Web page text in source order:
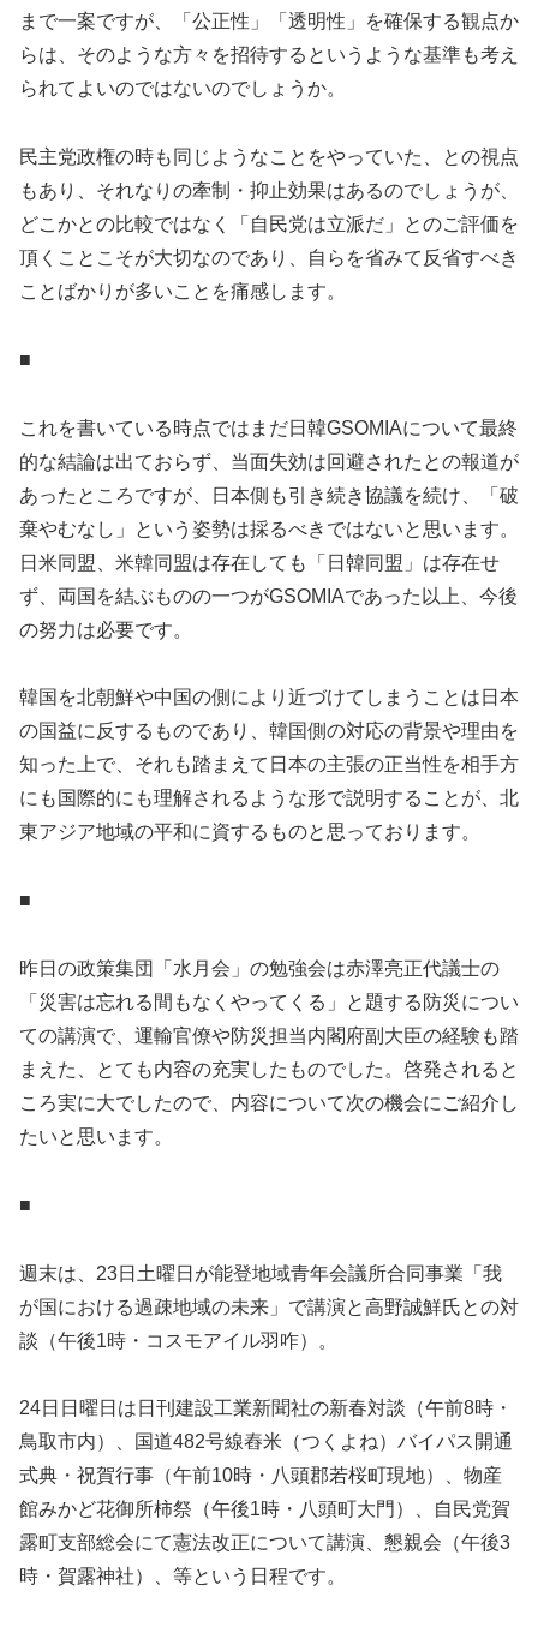
まで一案ですが、「公正性」「透明性」を確保する観点か
らは、そのような方々を招待するというような基準も考え
られてよいのではないのでしょうか。
民主党政権の時も同じようなことをやっていた、との視点
もあり、それなりの牽制・抑止効果はあるのでしょうが、
どこかとの比較ではなく「自民党は立派だ」とのご評価を
頂くことこそが大切なのであり、自らを省みて反省すべき
ことばかりが多いことを痛感します。
■
これを書いている時点ではまだ日韓GSOMIAについて最終
的な結論は出ておらず、当面失効は回避されたとの報道が
あったところですが、日本側も引き続き協議を続け、「破
棄やむなし」という姿勢は採るべきではないと思います。
日米同盟、米韓同盟は存在しても「日韓同盟」は存在せ
ず、両国を結ぶものの一つがGSOMIAであった以上、今後
の努力は必要です。
韓国を北朝鮮や中国の側により近づけてしまうことは日本
の国益に反するものであり、韓国側の対応の背景や理由を
知った上で、それも踏まえて日本の主張の正当性を相手方
にも国際的にも理解されるような形で説明することが、北
東アジア地域の平和に資するものと思っております。
■
昨日の政策集団「水月会」の勉強会は赤澤亮正代議士の
「災害は忘れる間もなくやってくる」と題する防災につい
ての講演で、運輸官僚や防災担当内閣府副大臣の経験も踏
まえた、とても内容の充実したものでした。啓発されると
ころ実に大でしたので、内容について次の機会にご紹介し
たいと思います。
■
週末は、23日土曜日が能登地域青年会議所合同事業「我
が国における過疎地域の未来」で講演と高野誠鮮氏との対
談（午後1時・コスモアイル羽咋）。
24日日曜日は日刊建設工業新聞社の新春対談（午前8時・
鳥取市内）、国道482号線舂米（つくよね）バイパス開通
式典・祝賀行事（午前10時・八頭郡若桜町現地）、物産
館みかど花御所柿祭（午後1時・八頭町大門）、自民党賀
露町支部総会にて憲法改正について講演、懇親会（午後3
時・賀露神社）、等という日程です。